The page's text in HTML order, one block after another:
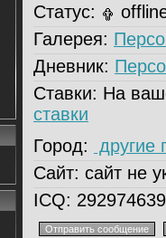
Статус:
Галерея:
Дневник:
Ставки: На
ставки
Город:
другие
Сайт: сайт не
ICQ: